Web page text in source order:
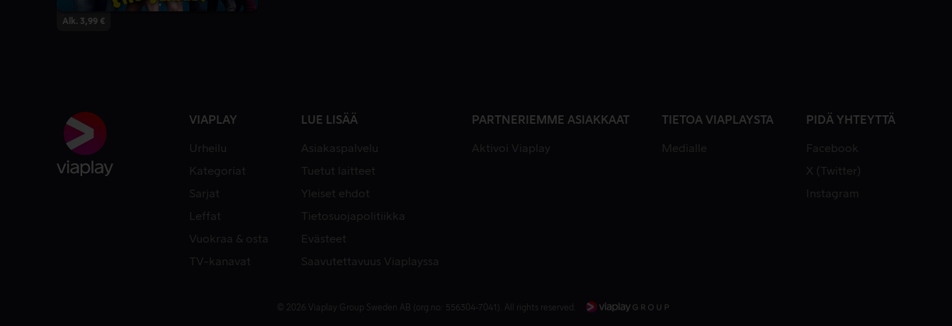
Alk. 3,99 €
VIAPLAY
Urheilu
Kategoriat
Sarjat
Leffat
Vuokraa & osta
TV-kanavat
LUE LISÄÄ
Asiakaspalvelu
Tuetut laitteet
Yleiset ehdot
Tietosuojapolitiikka
Evästeet
Saavutettavuus Viaplayssa
PARTNERIEMME ASIAKKAAT
Aktivoi Viaplay
TIETOA VIAPLAYSTA
Medialle
PIDÄ YHTEYTTÄ
Facebook
X (Twitter)
Instagram
© 2026 Viaplay Group Sweden AB (org.no: 556304-7041). All rights reserved.